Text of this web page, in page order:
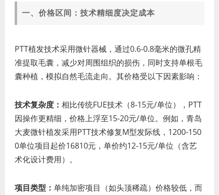
一、价格区间：技术精细度决定成本
PTT植发技术采用微针器械，通过0.6-0.8毫米的微孔精
准提取毛囊，减少对周围组织的损伤，同时支持单根毛
囊种植，模拟自然毛流走向。其价格受以下因素影响：
技术复杂度： 相比传统FUE技术（8-15元/单位），PTT
因操作更精细，价格上浮至15-20元/单位。例如，青岛
大麦微针植发采用PTT技术修复M型发际线，1200-150
0单位项目起价16810元，单价约12-15元/单位（含艺
术化设计费用）。
项目类型： 单纯加密项目（如头顶稀疏）价格较低，而